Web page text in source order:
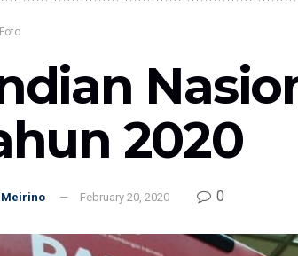
Foto
2020
Meirino February 20, 2020 0